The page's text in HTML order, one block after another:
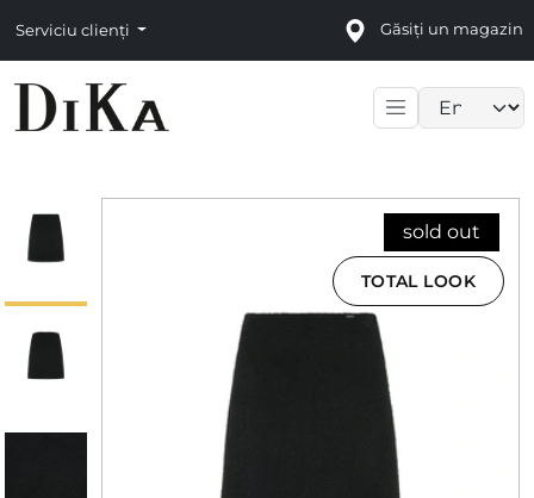
Serviciu clienți Găsiți un magazin
sold out
TOTAL LOOK